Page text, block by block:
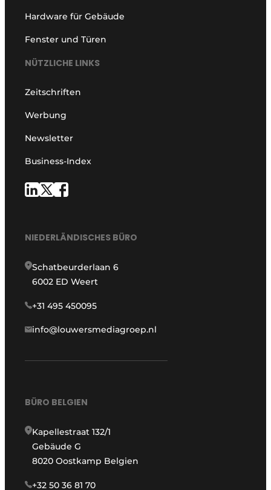
Hardware für Gebäude
Fenster und Türen
NÜTZLICHE LINKS
Zeitschriften
Werbung
Newsletter
Business-Index
NIEDERLÄNDISCHES BÜRO
Schatbeurderlaan 6
6002 ED Weert
+31 495 450095
info@louwersmediagroep.nl
BÜRO BELGIEN
Kapellestraat 132/1
Gebäude G
8020 Oostkamp Belgien
+32 50 36 81 70